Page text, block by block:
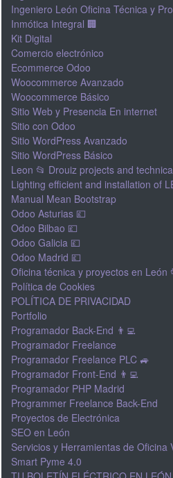
Ingeniero León Oficina Técnica y
Inmótica Integral 🏢
Kit Digital
Comercio electrónico
Ecommerce Odoo
Woocommerce Avanzado
Woocommerce Básico
Sitio Web y Presencia En internet
Sitio con Odoo
Sitio WordPress Avanzado
Sitio WordPress Básico
Leon 📂 Drouiz projects and
Lighting efficient and installation of
Manual Mean Bootstrap
Odoo Asturias 💷
Odoo Bilbao 💷
Odoo Galicia 💷
Odoo Madrid 💷
Oficina técnica y proyectos en León
Política de Cookies
POLÍTICA DE PRIVACIDAD
Portfolio
Programador Back-End 👨‍💻
Programador Freelance
Programador Freelance PLC 🚙
Programador Front-End 👨‍💻
Programador PHP Madrid
Programmer Freelance Back-End
Proyectos de Electrónica
SEO en León
Servicios y Herramientas de Oficina
Smart Pyme 4.0